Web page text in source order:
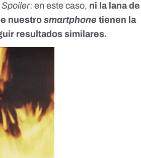
Spoiler: en este caso, ni la lana de
nuestrosmartphone tienen la
resultados similares.